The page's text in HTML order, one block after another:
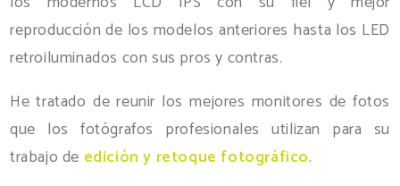
reproducción de los modelos anteriores hasta los LED
retroiluminados con sus pros y contras.
He tratado de reunir los mejores monitores de fotos
que los fotógrafos profesionales utilizan para su
trabajo de edición y retoque fotográfico.